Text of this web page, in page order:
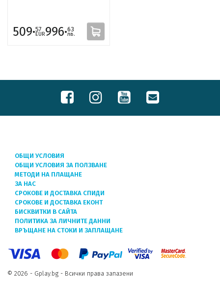
509·57
EUR996·63
лв.
ОБЩИ УСЛОВИЯ
ОБЩИ УСЛОВИЯ ЗА ПОЛЗВАНЕ
МЕТОДИ НА ПЛАЩАНЕ
ЗА НАС
СРОКОВЕ И ДОСТАВКА СПИДИ
СРОКОВЕ И ДОСТАВКА ЕКОНТ
БИСКВИТКИ В САЙТА
ПОЛИТИКА ЗА ЛИЧНИТЕ ДАННИ
ВРЪЩАНЕ НА СТОКИ И ЗАПЛАЩАНЕ
© 2026 - Gplay.bg - Всички права запазени